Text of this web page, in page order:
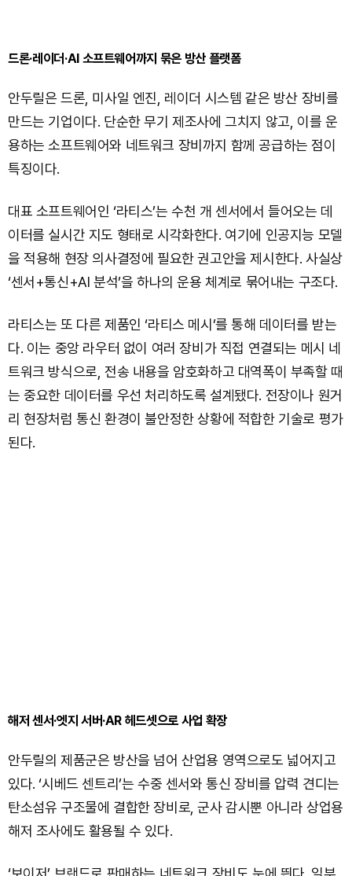
드론·레이더·AI 소프트웨어까지 묶은 방산 플랫폼
안두릴은 드론, 미사일 엔진, 레이더 시스템 같은 방산 장비를
만드는 기업이다. 단순한 무기 제조사에 그치지 않고, 이를 운
용하는 소프트웨어와 네트워크 장비까지 함께 공급하는 점이
특징이다.
대표 소프트웨어인 ‘라티스’는 수천 개 센서에서 들어오는 데
이터를 실시간 지도 형태로 시각화한다. 여기에 인공지능 모델
을 적용해 현장 의사결정에 필요한 권고안을 제시한다. 사실상
‘센서+통신+AI 분석’을 하나의 운용 체계로 묶어내는 구조다.
라티스는 또 다른 제품인 ‘라티스 메시’를 통해 데이터를 받는
다. 이는 중앙 라우터 없이 여러 장비가 직접 연결되는 메시 네
트워크 방식으로, 전송 내용을 암호화하고 대역폭이 부족할 때
는 중요한 데이터를 우선 처리하도록 설계됐다. 전장이나 원거
리 현장처럼 통신 환경이 불안정한 상황에 적합한 기술로 평가
된다.
해저 센서·엣지 서버·AR 헤드셋으로 사업 확장
안두릴의 제품군은 방산을 넘어 산업용 영역으로도 넓어지고
있다. ‘시베드 센트리’는 수중 센서와 통신 장비를 압력 견디는
탄소섬유 구조물에 결합한 장비로, 군사 감시뿐 아니라 상업용
해저 조사에도 활용될 수 있다.